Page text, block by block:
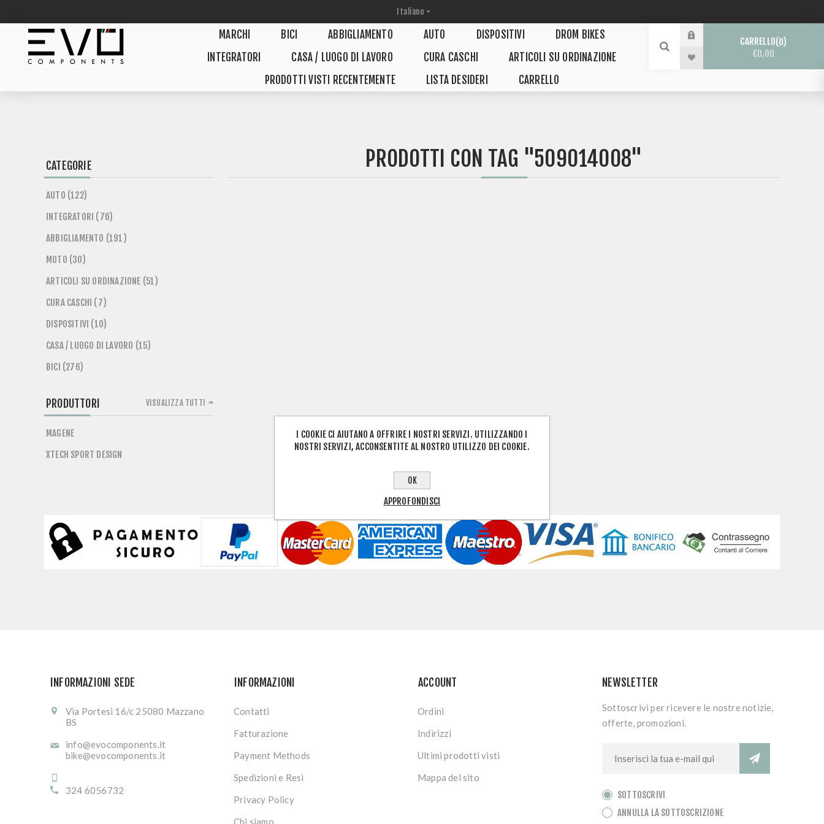
MARCHI BICI ABBIGLIAMENTO AUTO DISPOSITIVI
DROM BIKES
INTEGRATORI
CASA / LUOGO DI LAVORO CURA CASCHI
ARTICOLI SU ORDINAZIONE
PRODOTTI VISTI RECENTEMENTE
LISTA DESIDERI CARRELLO
CARRELLO 0
€0,00
PRODOTTI CON TAG "509014008"
CATEGORIE
AUTO (122)
INTEGRATORI (76)
ABBIGLIAMENTO (191)
MOTO (30)
ARTICOLI SU ORDINAZIONE (51)
CURA CASCHI (7)
DISPOSITIVI (10)
CASA / LUOGO DI LAVORO (15)
BICI (276)
PRODUTTORI
MAGENE
XTECH SPORT DESIGN
VISUALIZZA TUTTI
INFORMAZIONI SEDE
Via Portesi 16/c 25080 Mazzano
BS
info@evocomponents.it
bike@evocomponents.it
324 6056732
INFORMAZIONI
Contatti
Fatturazione
Payment Methods
Spedizioni e Resi
Privacy Policy
Chi siamo
ACCOUNT
Ordini
Indirizzi
Ultimi prodotti visti
Mappa del sito
NEWSLETTER
Sottoscrivi per ricevere le nostre notizie,
offerte, promozioni.
SOTTOSCRIVI
ANNULLA LA SOTTOSCRIZIONE
I COOKIE CI AIUTANO A OFFRIRE I NOSTRI SERVIZI. UTILIZZANDO I
NOSTRI SERVIZI, ACCONSENTITE AL NOSTRO UTILIZZO DEI COOKIE.
OK
APPROFONDISCI